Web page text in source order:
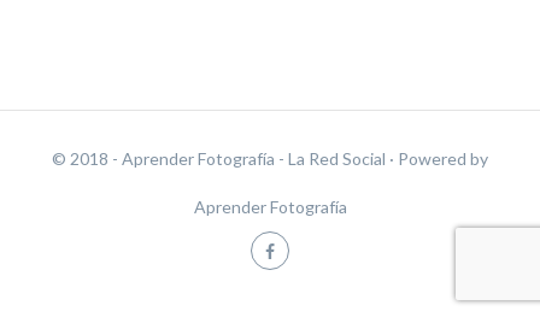
© 2018 - Aprender Fotografía - La Red Social · Powered by
Aprender Fotografía